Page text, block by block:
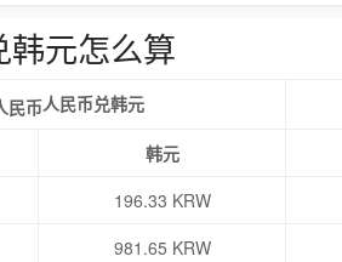
韩元怎么算
人民币兑韩元
韩元
196.33 KRW
981.65 KRW